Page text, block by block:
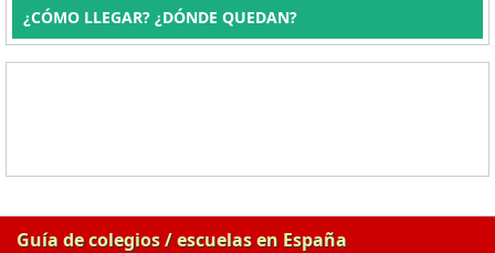
¿CÓMO LLEGAR? ¿DÓNDE QUEDAN?
Guía de colegios / escuelas en España